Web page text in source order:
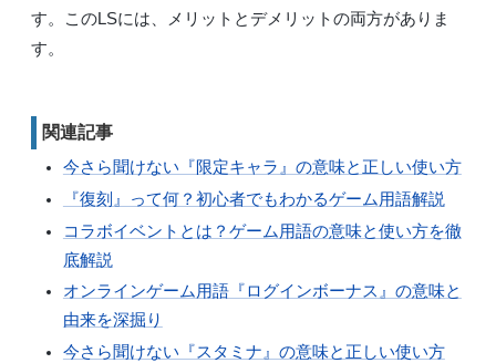
す。このLSには、メリットとデメリットの両方がありま
す。
関連記事
今さら聞けない『限定キャラ』の意味と正しい使い方
『復刻』って何？初心者でもわかるゲーム用語解説
コラボイベントとは？ゲーム用語の意味と使い方を徹
底解説
オンラインゲーム用語『ログインボーナス』の意味と
由来を深掘り
今さら聞けない『スタミナ』の意味と正しい使い方